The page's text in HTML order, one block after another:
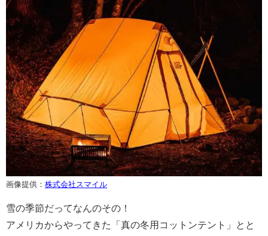
画像提供： 株式会社スマイル
雪の季節だってなんのその！
アメリカからやってきた「真の冬用コットンテント」とと